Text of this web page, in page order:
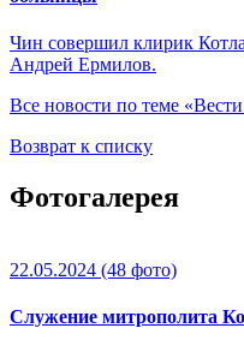
Чин совершил клирик
Андрей Ермилов.
Все новости по теме
Возврат к списку
Фотогалерея
22.05.2024 (48 фото)
Служение митрополита